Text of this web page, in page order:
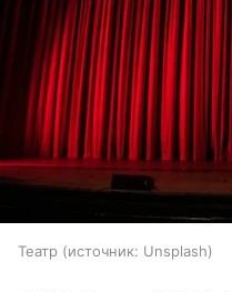
Театр источник: Unsplash